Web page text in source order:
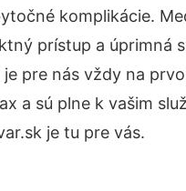
komplikácie.
prístup a úprimná
pre nás vždy na
a sú plne k vašim
je tu pre vás.